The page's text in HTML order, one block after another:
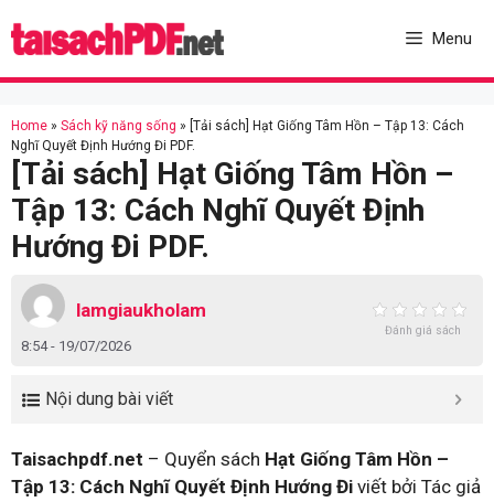
to
Menu
Home » Sách kỹ năng sống » [Tải sách] Hạt Giống Tâm Hồn – Tập 13: Cách
Nghĩ Quyết Định Hướng Đi PDF.
[Tải sách] Hạt Giống Tâm Hồn –
Tập 13: Cách Nghĩ Quyết Định
Hướng Đi PDF.
lamgiaukholam
8:54 - 19/07/2026
Đánh giá sách
Nội dung bài viết
Taisachpdf.net – Quyển sách Hạt Giống Tâm Hồn –
Tập 13: Cách Nghĩ Quyết Định Hướng Đi viết bởi Tác giả